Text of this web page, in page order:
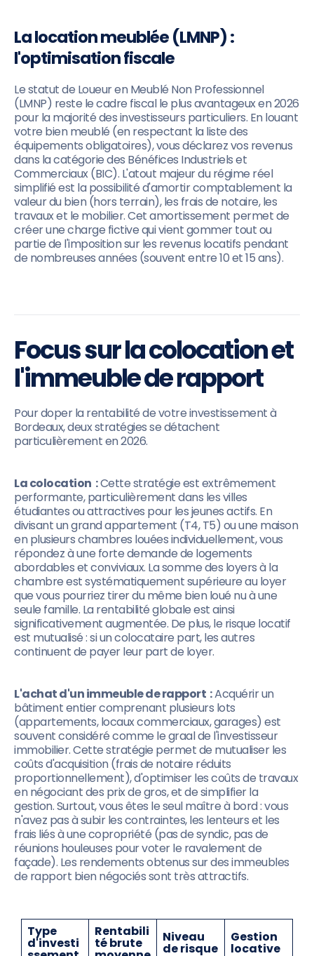
La location meublée (LMNP) :
l'optimisation fiscale
Le statut de Loueur en Meublé Non Professionnel
(LMNP) reste le cadre fiscal le plus avantageux en 2026
pour la majorité des investisseurs particuliers. En louant
votre bien meublé (en respectant la liste des
équipements obligatoires), vous déclarez vos revenus
dans la catégorie des Bénéfices Industriels et
Commerciaux (BIC). L'atout majeur du régime réel
simplifié est la possibilité d'amortir comptablement la
valeur du bien (hors terrain), les frais de notaire, les
travaux et le mobilier. Cet amortissement permet de
créer une charge fictive qui vient gommer tout ou
partie de l'imposition sur les revenus locatifs pendant
de nombreuses années (souvent entre 10 et 15 ans).
Focus sur la colocation et
l'immeuble de rapport
Pour doper la rentabilité de votre investissement à
Bordeaux, deux stratégies se détachent
particulièrement en 2026.
La colocation :Cette stratégie est extrêmement
performante, particulièrement dans les villes
étudiantes ou attractives pour les jeunes actifs. En
divisant un grand appartement (T4, T5) ou une maison
en plusieurs chambres louées individuellement, vous
répondez à une forte demande de logements
abordables et conviviaux. La somme des loyers à la
chambre est systématiquement supérieure au loyer
que vous pourriez tirer du même bien loué nu à une
seule famille. La rentabilité globale est ainsi
significativement augmentée. De plus, le risque locatif
est mutualisé : si un colocataire part, les autres
continuent de payer leur part de loyer.
L'achat d'un immeuble de rapport :Acquérir un
bâtiment entier comprenant plusieurs lots
(appartements, locaux commerciaux, garages) est
souvent considéré comme le graal de l'investisseur
immobilier. Cette stratégie permet de mutualiser les
coûts d'acquisition (frais de notaire réduits
proportionnellement), d'optimiser les coûts de travaux
en négociant des prix de gros, et de simplifier la
gestion. Surtout, vous êtes le seul maître à bord : vous
n'avez pas à subir les contraintes, les lenteurs et les
frais liés à une copropriété (pas de syndic, pas de
réunions houleuses pour voter le ravalement de
façade). Les rendements obtenus sur des immeubles
de rapport bien négociés sont très attractifs.
Type
d'investi
Rentabili
té brute Niveau
de risque
Gestion
locative